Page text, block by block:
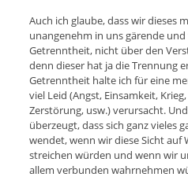
Auch ich glaube, dass wir dieses
unangenehm in uns gärende
Getrenntheit, nicht über den
denn dieser hat ja die Trennung
Getrenntheit halte ich für eine
viel Leid (Angst, Einsamkeit,
Zerstörung, usw.) verursacht.
überzeugt, dass sich ganz vieles
wendet, wenn wir diese Sicht auf
streichen würden und wenn wir
allem verbunden wahrnehmen